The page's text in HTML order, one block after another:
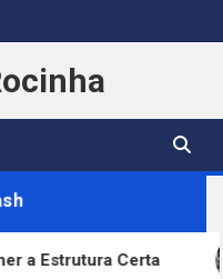
Certa